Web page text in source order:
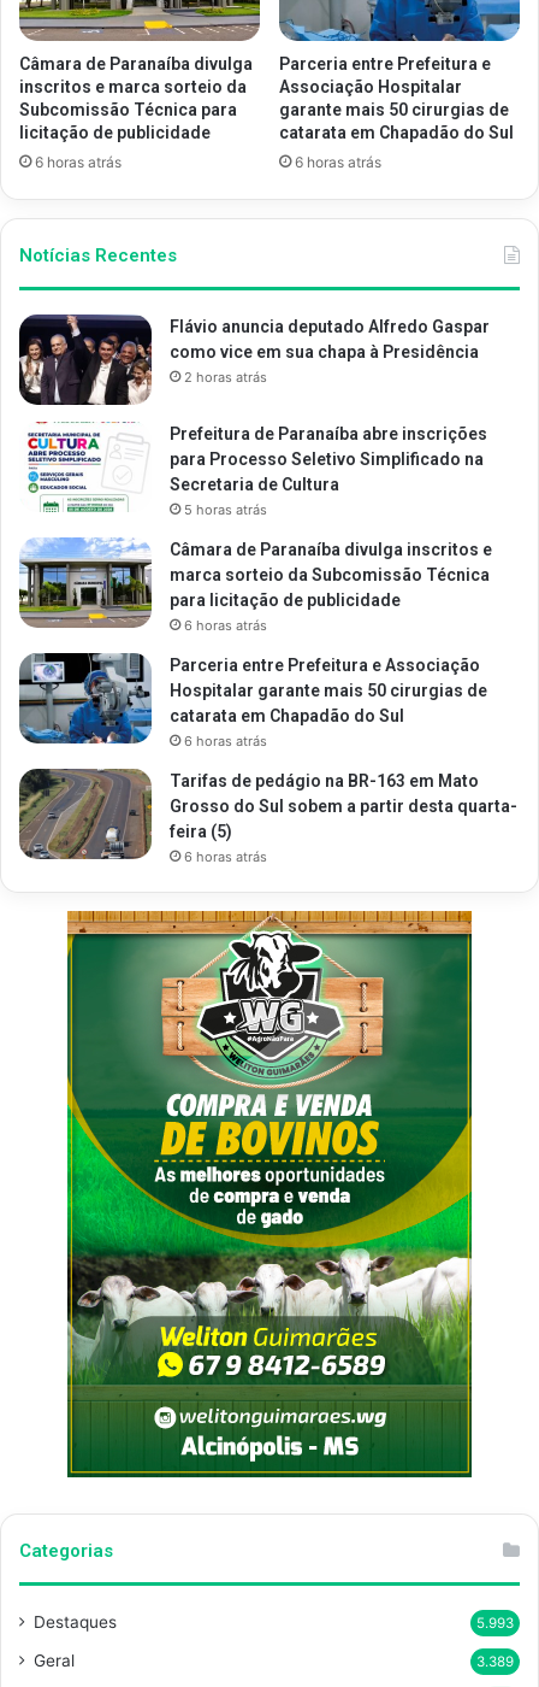
Câmara de Paranaíba divulga
inscritos e marca sorteio da
Subcomissão Técnica para
licitação de publicidade
6 horas atrás
Parceria entre Prefeitura e
Associação Hospitalar
garante mais 50 cirurgias de
catarata em Chapadão do Sul
6 horas atrás
Notícias Recentes
Flávio anuncia deputado Alfredo Gaspar
como vice em sua chapa à Presidência
2 horas atrás
Prefeitura de Paranaíba abre inscrições
para Processo Seletivo Simplificado na
Secretaria de Cultura
5 horas atrás
Câmara de Paranaíba divulga inscritos e
marca sorteio da Subcomissão Técnica
para licitação de publicidade
6 horas atrás
Parceria entre Prefeitura e Associação
Hospitalar garante mais 50 cirurgias de
catarata em Chapadão do Sul
6 horas atrás
Tarifas de pedágio na BR-163 em Mato
Grosso do Sul sobem a partir desta quarta-
feira (5)
6 horas atrás
Categorias
Destaques 5.993
Geral 3.389